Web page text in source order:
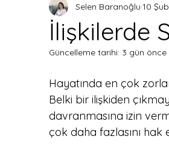
İlişkilerde
Selen Baranoğlu 10 Şub
Güncelleme tarihi: 3 gün önce
Hayatında en çok
Belki bir ilişkiden
davranmasına izin
çok daha fazlasını